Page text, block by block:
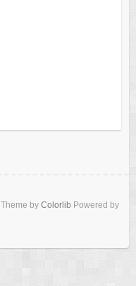
. Theme by Colorlib Powered by